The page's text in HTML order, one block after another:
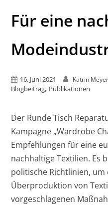
Für eine
16. Juni 2021 Katrin Meyer
Blogbeitrag, Publikationen
Der Runde Tisch
Kampagne „Wardrobe
Empfehlungen für eine
nachhaltige Textilien. Es
politische Richtlinien,
Überproduktion von
vorgeschlagenen